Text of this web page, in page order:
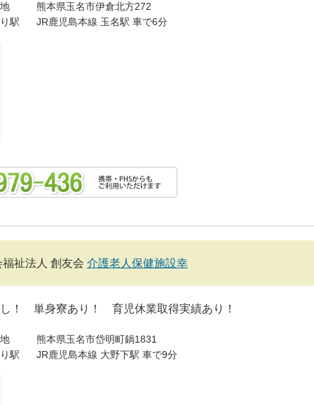
熊本県玉名市伊倉北方272
駅
JR鹿児島本線 玉名駅 車で6分
福祉法人 創友会 介護老人保健施設幸
！ 単身寮あり！ 育児休業取得実績あり！
熊本県玉名市岱明町鍋1831
駅
JR鹿児島本線 大野下駅 車で9分